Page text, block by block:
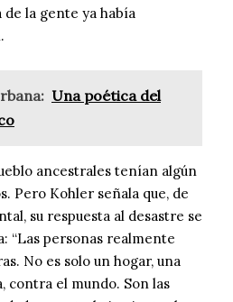
de la gente ya había
Una poética del
ancestrales tenían algún
Pero Kohler señala que, de
su respuesta al desastre se
“Las personas realmente
No es solo un hogar, una
contra el mundo. Son las